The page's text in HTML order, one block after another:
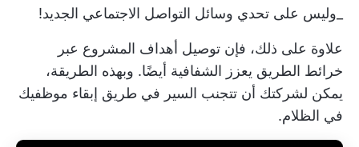
_وليس على تحدي وسائل التواصل الاجتماعي الجديد!
علاوة على ذلك، فإن توصيل أهداف المشروع عبر
خرائط الطريق يعزز الشفافية أيضًا. وبهذه الطريقة،
يمكن لشركتك أن تتجنب السير في طريق إبقاء موظفيك
في الظلام.